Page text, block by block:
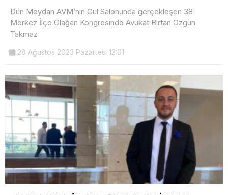
Dün Meydan AVM’nin Gül Salonunda gerçekleşen 38
Merkez İlçe Olağan Kongresinde Avukat Birtan Özgün
Takmaz
28 Ağustos 2023 Pazartesi 12:01